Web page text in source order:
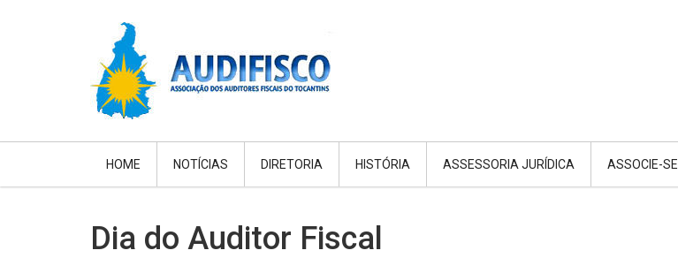
HOME NOTÍCIAS DIRETORIA HISTÓRIA ASSESSORIA JURÍDICA ASSOCIE-SE
Dia do Auditor Fiscal